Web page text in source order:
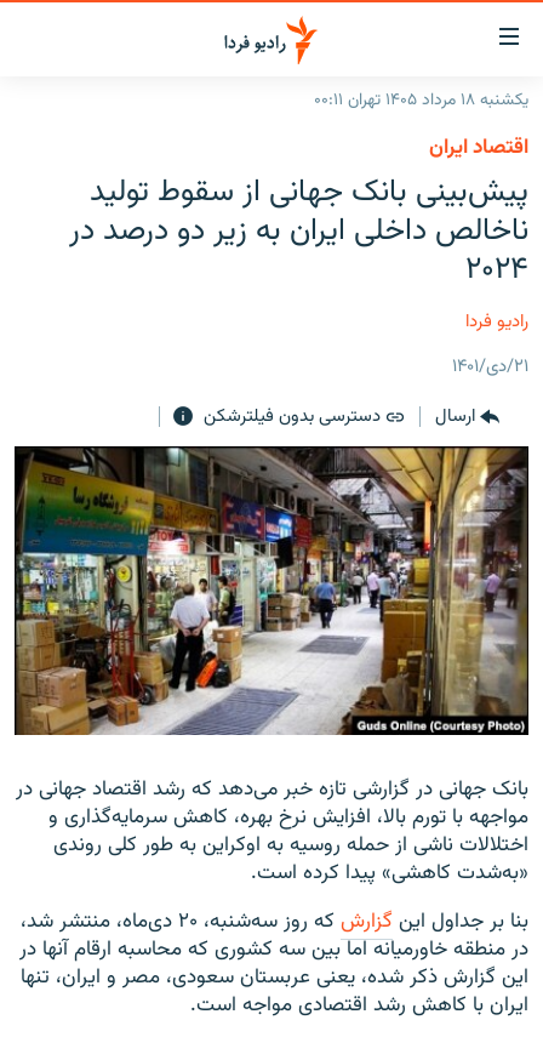
لینک‌های
قابلیت
دسترسی
بازگشت
منوی
اصلی
رفتن
صفحه
جستجو
ایران
جهان
رادیو
گزارش‌های ویدئویی
English
به ما بپیوندید
زبان‌های دیگر
یکشنبه ۱۸ مرداد ۱۴۰۵ تهران ۰۰:۱۱
اقتصاد ایران
پیش‌بینی بانک جهانی از سقوط تولید
ناخالص داخلی ایران به زیر دو درصد در
۲۰۲۴
رادیو فردا
۲۱/دی/۱۴۰۱
ارسال
دسترسی بدون فیلترشکن
بانک جهانی در گزارشی تازه خبر می‌دهد که رشد اقتصاد جهانی در
مواجهه با تورم بالا، افزایش نرخ بهره، کاهش سرمایه‌گذاری و
اختلالات ناشی از حمله روسیه به اوکراین به‌ طور کلی روندی
«به‌شدت کاهشی» پیدا کرده است.
بنا بر جداول این گزارش
که روز سه‌شنبه، ۲۰ دی‌ماه، منتشر شد،
در منطقه خاورمیانه اما بین سه کشوری که محاسبه ارقام آنها در
این گزارش ذکر شده، یعنی عربستان سعودی، مصر و ایران، تنها
ایران با کاهش رشد اقتصادی مواجه است.